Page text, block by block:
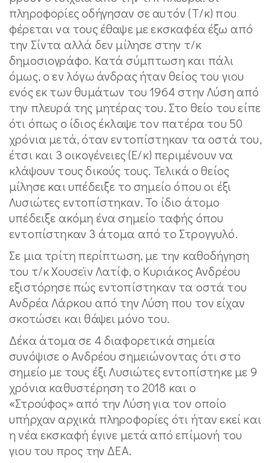
πληροφορίες οδήγησαν σε αυτόν (Τ/κ) που
φέρεται να τους έθαψε με εκσκαφέα έξω από
την Σίντα αλλά δεν μίλησε στην τ/κ
δημοσιογράφο. Κατά σύμπτωση και πάλι
όμως, ο εν λόγω άνδρας ήταν θείος του γιου
ενός εκ των θυμάτων του 1964 στην Λύση από
την πλευρά της μητέρας του. Στο θείο του είπε
ότι όπως ο ίδιος έκλαψε τον πατέρα του 50
χρόνια μετά, όταν εντοπίστηκαν τα οστά του,
έτσι και 3 οικογένειες (Ε/κ) περιμένουν να
κλάψουν τους δικούς τους. Τελικά ο θείος
μίλησε και υπέδειξε το σημείο όπου οι έξι
Λυσιώτες εντοπίστηκαν. Το ίδιο άτομο
υπέδειξε ακόμη ένα σημείο ταφής όπου
εντοπίστηκαν 3 άτομα από το Στρογγυλό.
Σε μια τρίτη περίπτωση, με την καθοδήγηση
του τ/κ Χουσεϊν Λατίφ, ο Κυριάκος Ανδρέου
εξιστόρησε πώς εντοπίστηκαν τα οστά του
Ανδρέα Λάρκου από την Λύση που τον είχαν
σκοτώσει και θάψει μόνο του.
Δέκα άτομα σε 4 διαφορετικά σημεία
συνόψισε ο Ανδρέου σημειώνοντας ότι στο
σημείο με τους έξι Λυσιώτες εντοπίστηκε με 9
χρόνια καθυστέρηση το 2018 και ο
«Στρούφος» από την Λύση για τον οποίο
υπήρχαν αρχικά πληροφορίες ότι ήταν εκεί και
η νέα εκσκαφή έγινε μετά από επίμονή του
γιου του προς την ΔΕΑ.